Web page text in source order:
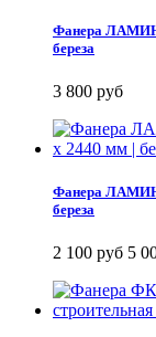
Фанера
береза
3 800 руб
Фанера
береза
2 100 руб 5